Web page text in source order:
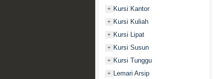
+ Kursi Kantor
+ Kursi Kuliah
+ Kursi Lipat
+ Kursi Susun
+ Kursi Tunggu
+ Lemari Arsip